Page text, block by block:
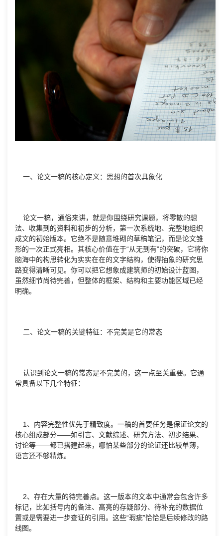
一、论文一稿的核心定义：思想的首次具象化
论文一稿，通俗来讲，就是你围绕研究课题，将零散的想
法、收集到的资料和初步的分析，第一次系统地、完整地组织
成文的初始版本。它绝不是随意堆砌的草稿笔记，而是论文雏
形的一次正式亮相。其核心价值在于“从无到有”的突破，它将你
脑海中的构思转化为实实在在的文字结构，使得抽象的研究思
路变得清晰可见。你可以把它想象成建筑师的初始设计蓝图，
虽然细节尚待完善，但整体的框架、结构和主要功能区域已经
明确。
二、论文一稿的关键特征：不完美是它的常态
认识到论文一稿的常态是不完美的，这一点至关重要。它通
常具备以下几个特征：
1、内容完整性优先于精致度。一稿的首要任务是保证论文的
核心组成部分——如引言、文献综述、研究方法、初步结果、
讨论等——都已搭建起来，哪怕某些部分的论证还比较单薄，
语言还不够精炼。
2、存在大量的待完善点。这一版本的文本中通常会包含许多
标记，比如括号内的备注、高亮的存疑部分、待补充的数据位
置或是需要进一步查证的引用。这些“瑕疵”恰恰是后续修改的路
线图。